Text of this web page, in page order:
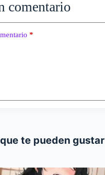
comentario
*
te pueden gustar